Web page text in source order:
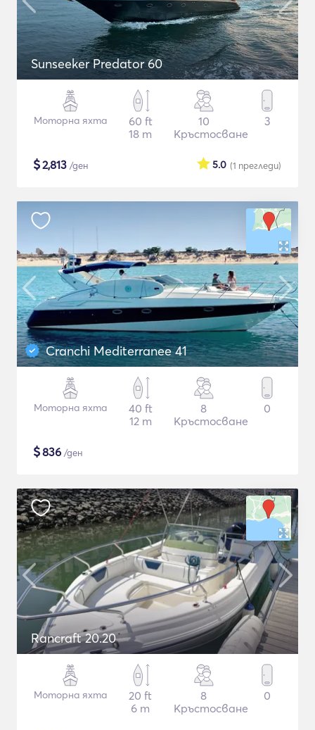
Sunseeker Predator 60
Моторна яхта
60 ft
18 m
10
Кръстосване
3
$2,813 /ден (1 прегледи)
5.0
Cranchi Mediterranee 41
Моторна яхта
40 ft
12 m
8
Кръстосване
0
$836 /ден
Rancraft 20.20
Моторна яхта
20 ft
6 m
8
Кръстосване
0